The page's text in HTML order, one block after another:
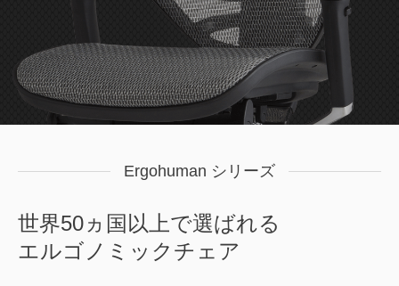
Ergohuman シリーズ
世界50ヵ国以上で選ばれる
エルゴノミックチェア